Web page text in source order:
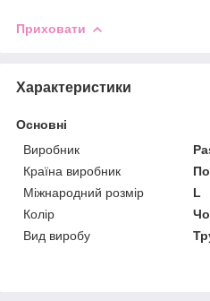
Приховати
Характеристики
Основні
Виробник
Країна виробник
Міжнародний розмір
L
Колір
Вид виробу